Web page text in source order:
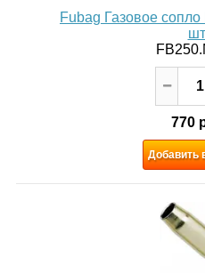
Fubag Газовое
770
Добавить